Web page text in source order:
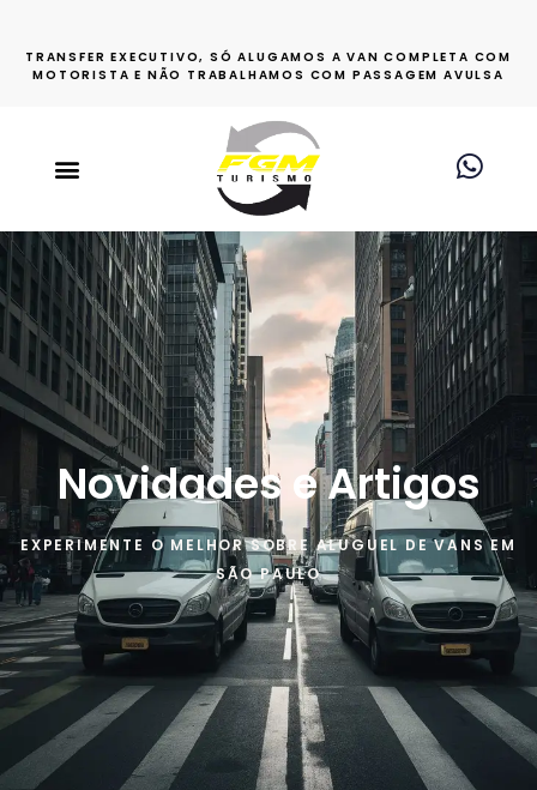
TRANSFER EXECUTIVO, SÓ ALUGAMOS A VAN COMPLETA COM
MOTORISTA E NÃO TRABALHAMOS COM PASSAGEM AVULSA
Novidades e Artigos​
EXPERIMENTE O MELHOR SOBRE ALUGUEL DE VANS EM
SÃO PAULO